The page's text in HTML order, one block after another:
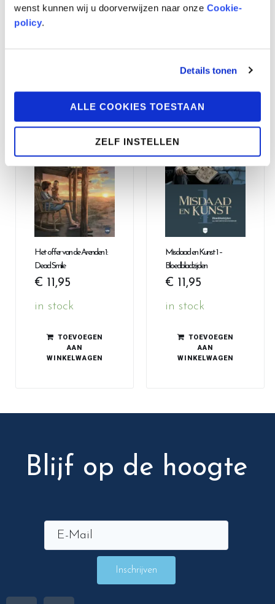
wenst kunnen wij u doorverwijzen naar onze Cookie-
policy.
Details tonen
ALLE COOKIES TOESTAAN
ZELF INSTELLEN
in stock
in stock
Het offer van de Arenden 1:
Dead Smile
€ 11,95
in stock
TOEVOEGEN
AAN
WINKELWAGEN
Misdaad en Kunst 1 –
Bloedbladzijden
€ 11,95
in stock
TOEVOEGEN
AAN
WINKELWAGEN
Blijf op de hoogte
Inschrijven